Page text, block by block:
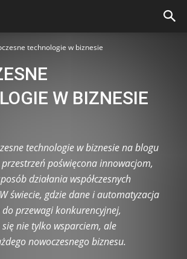
technologie w biznesie
W BIZNESIE
(Smart Home)
Bazy danych
Blockchain i kryptowaluty
Cloud Security
Cyberbezpieczeństwo
E-commerce i technologie
Eksperymenty technologiczne
Fakty i Mity
Gadżety technologiczne
technologie w biznesie na blogu
poświęcona innowacjom,
działania współczesnych
świecie, gdzie dane i automatyzacja
przewagi konkurencyjnej,
nie tylko wsparciem, ale
nowoczesnego biznesu.